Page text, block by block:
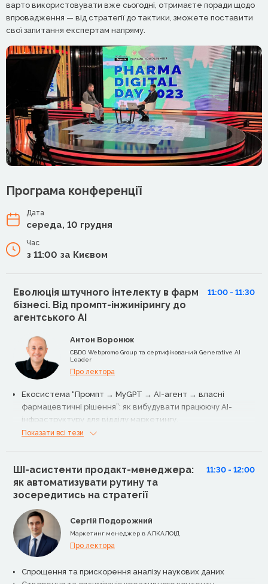
варто використовувати вже сьогодні, отримаєте поради щодо
впровадження — від стратегії до тактики, зможете поставити
свої запитання експертам напряму.
Програма конференції
Дата
середа, 10 грудня
Час
з 11:00 за Києвом
Еволюція штучного інтелекту в фарм
бізнесі. Від промпт-інжинірингу до
агентського AI
11:00 - 11:30
Антон Воронюк
CBDO Webpromo Group та сертифікований Generative AI
Leader
Про лектора
Екосистема “Промпт → MyGPT → AI-агент → власні
фармацевтичні рішення”: як вибудувати працюючу AI-
інфраструктуру для відділу маркетингу.
Алгоритми делегування рутинних маркетингових процесів
Методологія підвищення конверсій у фармкампаніях до
20% завдяки персоналізації та AI-оптимізації
Практика оптимізації маркетингових витрат у фармі: як
скоротити бюджет щонайменше на 100 000 грн щомісяця
без втрати ефективності
Огляд найефективніших AI-інструментів і агентів для
фарммаркетингу: автоматизація, аналітика, контент,
комплаєнс
Показати всі тези
ШІ-асистенти продакт-менеджера:
як автоматизувати рутину та
зосередитись на стратегії
11:30 - 12:00
Сергій Подорожний
Маркетинг менеджер в АЛКАЛОІД
Про лектора
Спрощення та прискорення аналізу наукових даних